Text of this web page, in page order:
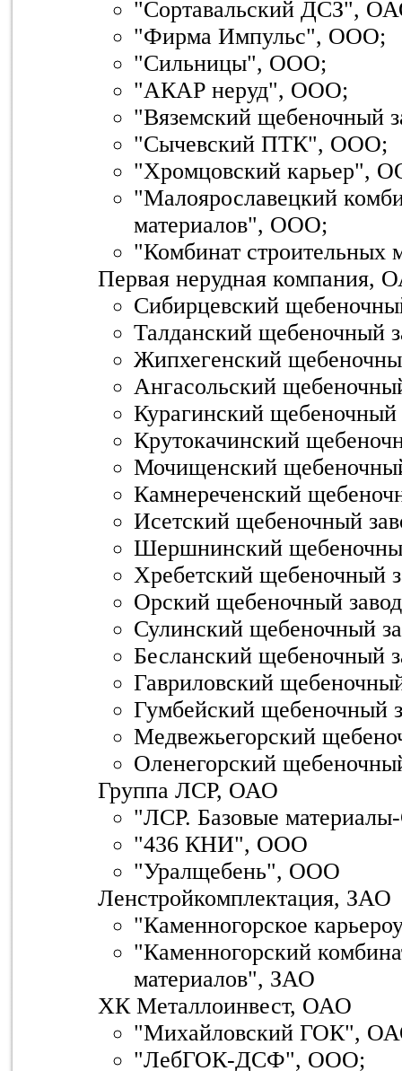
"Сортавальский ДСЗ",
"Фирма Импульс", ООО;
"Сильницы", ООО;
"АКАР неруд", ООО;
"Вяземский щебеночный
"Сычевский ПТК", ООО;
"Хромцовский карьер",
"Малоярославецкий
материалов", ООО;
"Комбинат
Первая нерудная компания,
Сибирцевский
Талданский щебеночный
Жипхегенский
Ангасольский
Курагинский щебеночный
Крутокачинский
Мочищенский
Камнереченский
Исетский щебеночный
Шершнинский
Хребетский щебеночный
Орский щебеночный
Сулинский щебеночный
Бесланский щебеночный
Гавриловский
Гумбейский щебеночный
Медвежьегорский
Оленегорский
Группа ЛСР, ОАО
"ЛСР. Базовые
"436 КНИ", ООО
"Уралщебень", ООО
Ленстройкомплектация, ЗАО
"Каменногорское
"Каменногорский
материалов", ЗАО
ХК Металлоинвест, ОАО
"Михайловский ГОК",
"ЛебГОК-ДСФ", ООО;